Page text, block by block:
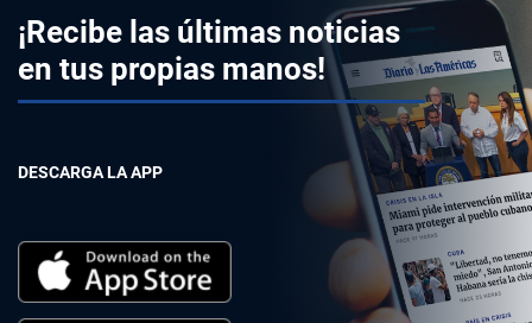
¡Recibe las últimas noticias
en tus propias manos!
DESCARGA LA APP